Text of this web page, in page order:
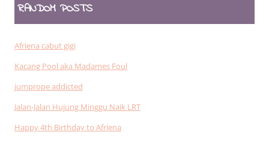
RANDOM POSTS
Afriena cabut gigi
Kacang Pool aka Madames Foul
jumprope addicted
Jalan-Jalan Hujung Minggu Naik LRT
Happy 4th Birthday to Afriena